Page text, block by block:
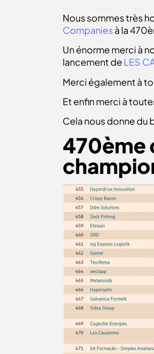
Nous sommes très
Companies à la
Un énorme merci à
lancement de LES
Merci également à
Et enfin merci à
Cela nous donne du
470ème